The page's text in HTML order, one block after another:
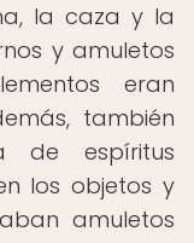
la caza y la
y amuletos
eran
también
de espíritus
los objetos y
amuletos